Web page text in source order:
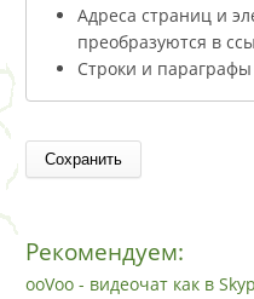
Адреса страниц и
преобразуются в
Строки и
Рекомендуем:
ooVoo - видеочат как в